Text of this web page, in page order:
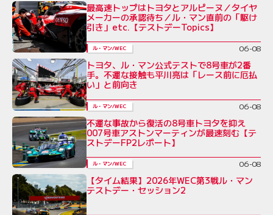
最高速トップはトヨタとアルピーヌ／タイヤ
メーカーの承認待ち／ル・マン直前の「駆け
引き」etc.【テストデーTopics】
ル・マン/WEC 06-08
トヨタ、ル・マン公式テストで8号車が2番
手。不運な接触も平川亮は「レース前に厄払
い」と前向き
ル・マン/WEC 06-08
不運な事故から復活の8号車トヨタを抑え
007号車アストンマーティンが最速刻む【テ
ストデーFP2レポート】
ル・マン/WEC 06-08
【タイム結果】2026年WEC第3戦ル・マン
テストデー・セッション2